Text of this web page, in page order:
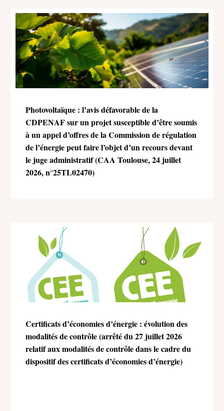
Photovoltaïque : l’avis défavorable de la
CDPENAF sur un projet susceptible d’être soumis
à un appel d’offres de la Commission de régulation
de l’énergie peut faire l’objet d’un recours devant
le juge administratif (CAA Toulouse, 24 juillet
2026, n°25TL02470)
Certificats d’économies d’énergie : évolution des
modalités de contrôle (arrêté du 27 juillet 2026
relatif aux modalités de contrôle dans le cadre du
dispositif des certificats d’économies d’énergie)